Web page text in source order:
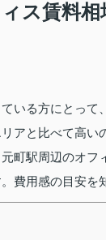
ス賃料
いる方にとっ
アと比べて高
町駅周辺のオ
費用感の目安を